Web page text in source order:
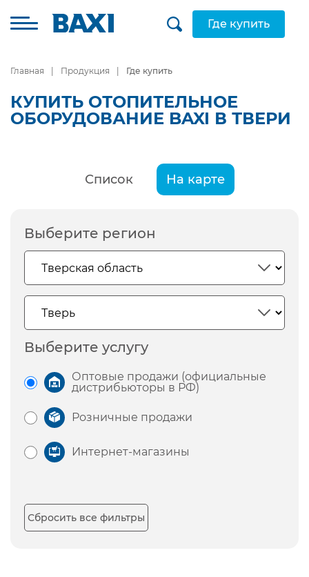
Где купить
Главная Продукция Где купить
КУПИТЬ ОТОПИТЕЛЬНОЕ
ОБОРУДОВАНИЕ BAXI В ТВЕРИ
Список На карте
Выберите регион
Выберите услугу
Оптовые продажи (официальные
дистрибьюторы в РФ)
Розничные продажи
Интернет-магазины
Сбросить все фильтры